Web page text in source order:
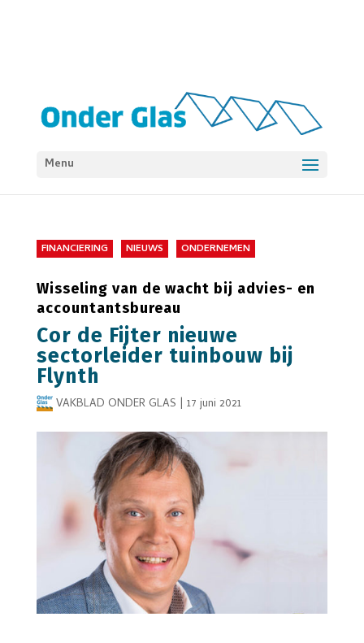
Menu
FINANCIERING NIEUWS ONDERNEMEN
Wisseling van de wacht bij advies- en
accountantsbureau
Cor de Fijter nieuwe
sectorleider tuinbouw bij
Flynth
VAKBLAD ONDER GLAS | 17 juni 2021